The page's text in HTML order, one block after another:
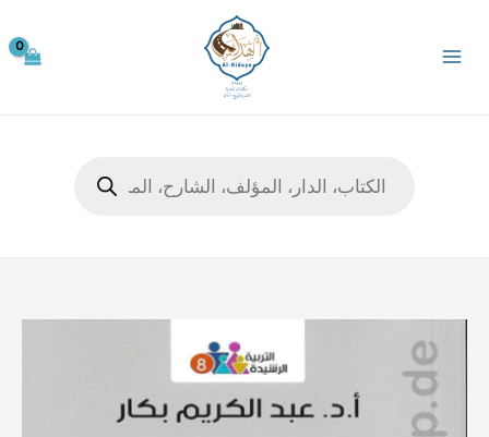
المحتوى
أولادنا
ووسائل
التواصل
الاجتماعي